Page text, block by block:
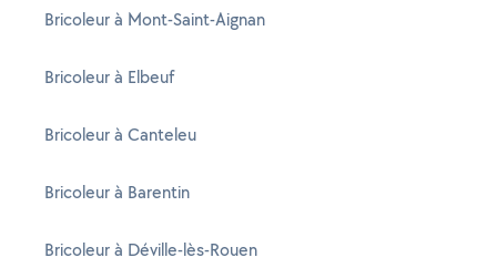
Bricoleur à Mont-Saint-Aignan
Bricoleur à Elbeuf
Bricoleur à Canteleu
Bricoleur à Barentin
Bricoleur à Déville-lès-Rouen